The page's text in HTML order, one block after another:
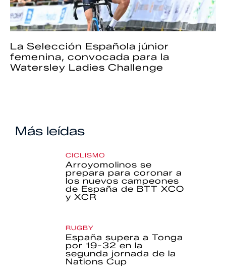
La Selección Española júnior
femenina, convocada para la
Watersley Ladies Challenge
Más leídas
CICLISMO
Arroyomolinos se
prepara para coronar a
los nuevos campeones
de España de BTT XCO
y XCR
RUGBY
España supera a Tonga
por 19-32 en la
segunda jornada de la
Nations Cup